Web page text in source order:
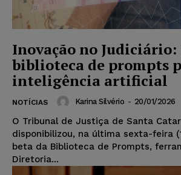
Inovação no Judiciário:
biblioteca de prompts
inteligência artificial
NOTÍCIAS Karina Silvério - 20/01/2026
O Tribunal de Justiça de Santa
disponibilizou, na última sexta-feira
beta da Biblioteca de Prompts,
Diretoria...